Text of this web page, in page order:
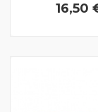
16,50